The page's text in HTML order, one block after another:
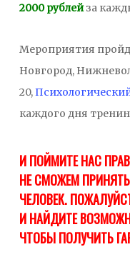
2000 рублейза
Мероприятия
Новгород,
20,
каждого дня
И ПОЙМИТЕ НАС
НЕ СМОЖЕМ
ЧЕЛОВЕК.
И НАЙДИТЕ
ЧТОБЫ ПОЛУЧИТЬ